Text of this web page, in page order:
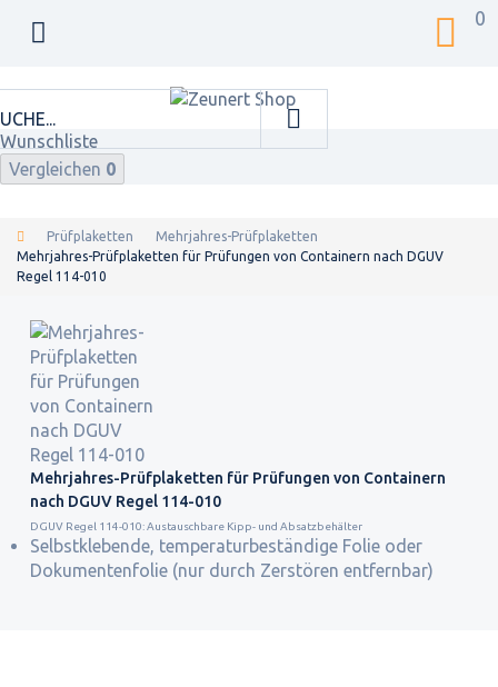
0
Wunschliste
Vergleichen 0
Prüfplaketten
Mehrjahres-Prüfplaketten
Mehrjahres-Prüfplaketten für Prüfungen von Containern nach DGUV
Regel 114-010
Mehrjahres-Prüfplaketten für Prüfungen von Containern
nach DGUV Regel 114-010
DGUV Regel 114-010: Austauschbare Kipp- und Absatzbehälter
Selbstklebende, temperaturbeständige Folie oder
Dokumentenfolie (nur durch Zerstören entfernbar)